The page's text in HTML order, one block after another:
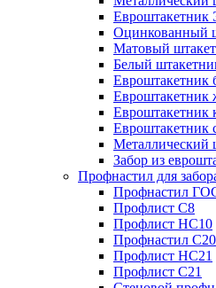
Евроштакетник
Оцинкованный
Матовый
Белый
Евроштакетник
Евроштакетник
Евроштакетник
Евроштакетник
Металлический
Забор из
Профнастил для
Профнастил
Профлист С8
Профлист НС10
Профнастил С20
Профлист НС21
Профлист С21